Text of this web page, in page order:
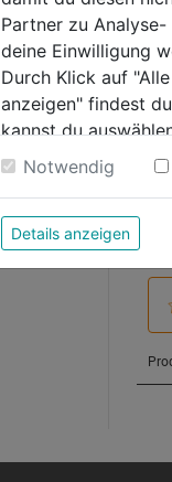
Partner zu
deine Einwilligung
Durch Klick auf
anzeigen" findest
kannst du
Weitere
Notwendig
Details anzeigen